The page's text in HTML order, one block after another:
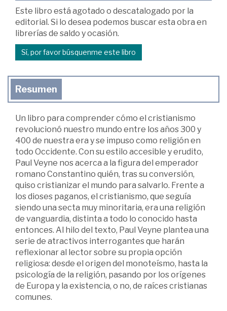
Este libro está agotado o descatalogado por la
editorial. Si lo desea podemos buscar esta obra en
librerías de saldo y ocasión.
Sí, por favor búsquenme este libro
Resumen
Un libro para comprender cómo el cristianismo
revolucionó nuestro mundo entre los años 300 y
400 de nuestra era y se impuso como religión en
todo Occidente. Con su estilo accesible y erudito,
Paul Veyne nos acerca a la figura del emperador
romano Constantino quién, tras su conversión,
quiso cristianizar el mundo para salvarlo. Frente a
los dioses paganos, el cristianismo, que seguía
siendo una secta muy minoritaria, era una religión
de vanguardia, distinta a todo lo conocido hasta
entonces. Al hilo del texto, Paul Veyne plantea una
serie de atractivos interrogantes que harán
reflexionar al lector sobre su propia opción
religiosa: desde el origen del monoteísmo, hasta la
psicología de la religión, pasando por los orígenes
de Europa y la existencia, o no, de raíces cristianas
comunes.